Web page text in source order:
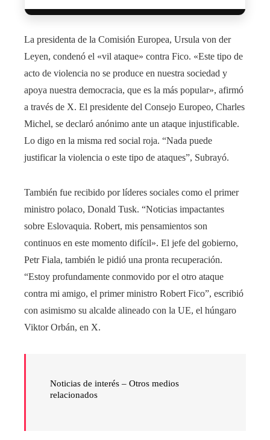
La presidenta de la Comisión Europea, Ursula von der
Leyen, condenó el «vil ataque» contra Fico. «Este tipo de
acto de violencia no se produce en nuestra sociedad y
apoya nuestra democracia, que es la más popular», afirmó
a través de X. El presidente del Consejo Europeo, Charles
Michel, se declaró anónimo ante un ataque injustificable.
Lo digo en la misma red social roja. “Nada puede
justificar la violencia o este tipo de ataques”, Subrayó.
También fue recibido por líderes sociales como el primer
ministro polaco, Donald Tusk. “Noticias impactantes
sobre Eslovaquia. Robert, mis pensamientos son
continuos en este momento difícil». El jefe del gobierno,
Petr Fiala, también le pidió una pronta recuperación.
“Estoy profundamente conmovido por el otro ataque
contra mi amigo, el primer ministro Robert Fico”, escribió
con asimismo su alcalde alineado con la UE, el húngaro
Viktor Orbán, en X.
Noticias de interés – Otros medios
relacionados